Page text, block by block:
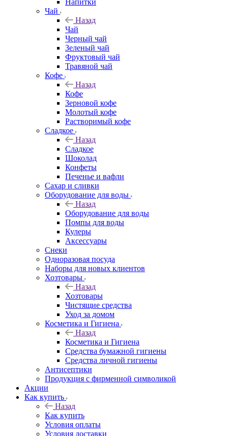
Напитки
Чай
Назад
Чай
Черный чай
Зеленый чай
Фруктовый чай
Травяной чай
Кофе
Назад
Кофе
Зерновой кофе
Молотый кофе
Растворимый кофе
Сладкое
Назад
Сладкое
Шоколад
Конфеты
Печенье и вафли
Сахар и сливки
Оборудование для воды
Назад
Оборудование для воды
Помпы для воды
Кулеры
Аксессуары
Снеки
Одноразовая посуда
Наборы для новых клиентов
Хозтовары
Назад
Хозтовары
Чистящие средства
Уход за домом
Косметика и Гигиена
Назад
Косметика и Гигиена
Средства бумажной гигиены
Средства личной гигиены
Антисептики
Продукция с фирменной символикой
Акции
Как купить
Назад
Как купить
Условия оплаты
Условия доставки